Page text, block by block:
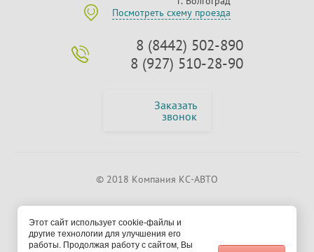
Посмотреть схему проезда
8 (8442) 502-890
8 (927) 510-28-90
Заказать
звонок
© 2018 Компания КС-АВТО
Этот сайт использует cookie-файлы и
другие технологии для улучшения его
работы. Продолжая работу с сайтом, Вы